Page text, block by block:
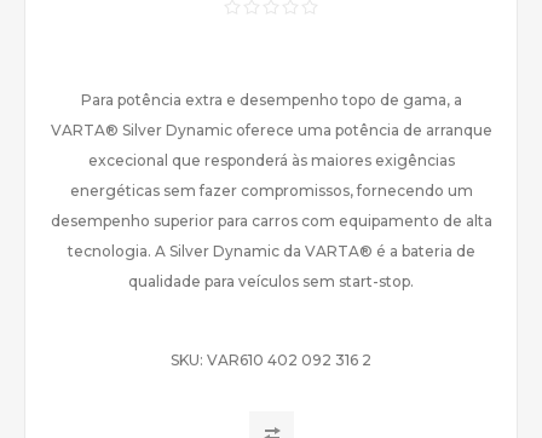
Para potência extra e desempenho topo de gama, a
VARTA® Silver Dynamic oferece uma potência de arranque
excecional que responderá às maiores exigências
energéticas sem fazer compromissos, fornecendo um
desempenho superior para carros com equipamento de alta
tecnologia. A Silver Dynamic da VARTA® é a bateria de
qualidade para veículos sem start-stop.
SKU: VAR610 402 092 316 2